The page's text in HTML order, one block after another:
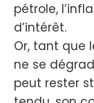
pétrole,
d’intérêt.
Or, tant que
ne se
peut rester